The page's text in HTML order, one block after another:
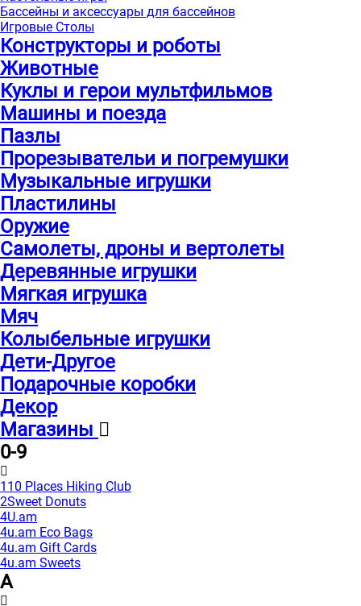
Бассейны и аксессуары для бассейнов
Игровые Столы
Конструкторы и роботы
Животные
Куклы и герои мультфильмов
Машины и поезда
Пазлы
Прорезывательи и погремушки
Музыкальные игрушки
Пластилины
Оружие
Самолеты, дроны и вертолеты
Деревянные игрушки
Мягкая игрушка
Мяч
Колыбельные игрушки
Дети-Другое
Подарочные коробки
Декор
Магазины
0-9
110 Places Hiking Club
2Sweet Donuts
4U.am
4u.am Eco Bags
4u.am Gift Cards
4u.am Sweets
A